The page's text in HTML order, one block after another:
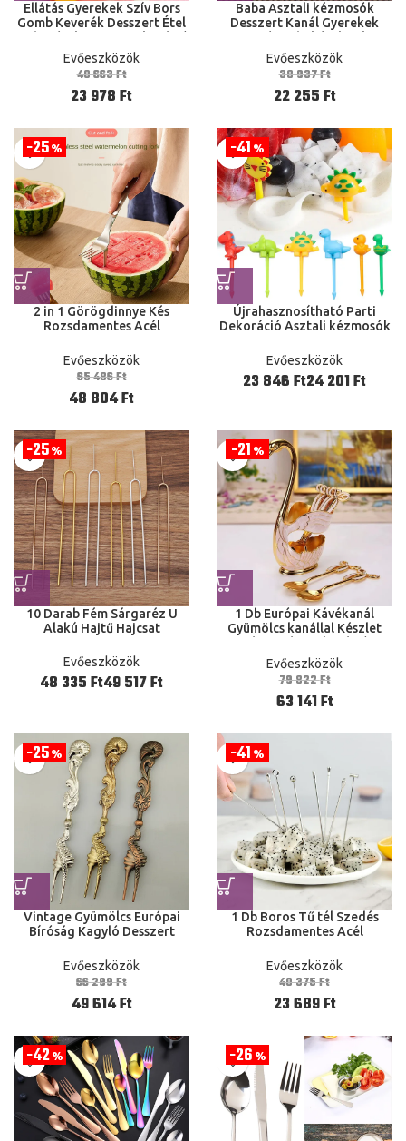
Ellátás Gyerekek Szív Bors
Gomb Keverék Desszert Étel
Mini Gyümölcs Kés
Evőeszközök
40 663Ft
23 978Ft
Baba Asztali kézmosók
Desszert Kanál Gyerekek
Gyermekek Evőeszközei
Evőeszközök
38 937Ft
22 255Ft
25%
2 in 1 Görögdinnye Kés
Rozsdamentes Acél
Gyümölcs Elválasztó
Szeletelő Zöldségvágó
Konyhai ok
Evőeszközök
65 486Ft
48 804Ft
41%
Újrahasznosítható Parti
Dekoráció Asztali kézmosók
Gyerekek Gyümölcs Kés
Élelmiszer Válogatás
Evőeszközök
Ft Ft
25%
10 Darab Fém Sárgaréz U
Alakú Hajtű Hajcsat
Evőeszközök
Ft Ft
21%
1 Db Európai Kávékanál
Gyümölcs kanállal Készlet
Divatos Gyümölcs Szép
Desszert Kanál Asztal
Evőeszközök
79 822Ft
63 141Ft
25%
Vintage Gyümölcs Európai
Bíróság Kagyló Desszert
Háztartási Cikkek Élelmiszer
Dekoráció
Evőeszközök
66 299Ft
49 614Ft
41%
1 Db Boros Tű tél Szedés
Rozsdamentes Acél
Újrafelhasználható Fém
Nyárs Olajbogyó Előételek
Evőeszközök
40 375Ft
23 689Ft
42% 26%